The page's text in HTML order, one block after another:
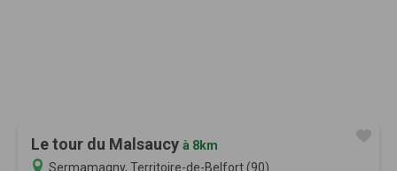
Le tour du Malsaucy à 8km
Sermamagny, Territoire-de-Belfort (90)